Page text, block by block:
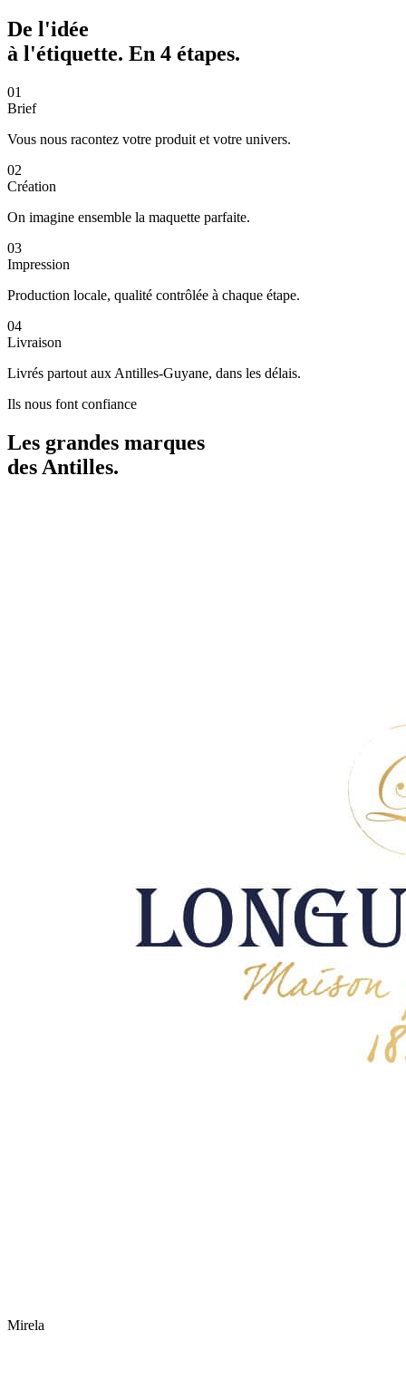
De l'idée
à l'étiquette. En 4 étapes.
01
Brief
Vous nous racontez votre produit et votre univers.
02
Création
On imagine ensemble la maquette parfaite.
03
Impression
Production locale, qualité contrôlée à chaque étape.
04
Livraison
Livrés partout aux Antilles-Guyane, dans les délais.
Ils nous font confiance
Les grandes marques
des Antilles.
Mirela